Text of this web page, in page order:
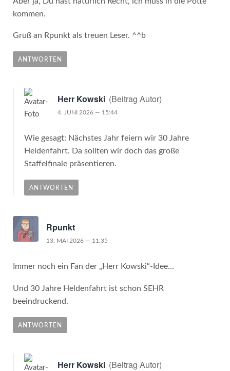
kommen.
Gruß an Rpunkt als treuen Leser. ^^b
ANTWORTEN
Herr Kowski (Beitrag Autor)
4. JUNI 2026 — 15:44
Wie gesagt: Nächstes Jahr feiern wir 30 Jahre
Heldenfahrt. Da sollten wir doch das große
Staffelfinale präsentieren.
ANTWORTEN
Rpunkt
13. MAI 2026 — 11:35
Immer noch ein Fan der „Herr Kowski“-Idee…
Und 30 Jahre Heldenfahrt ist schon SEHR
beeindruckend.
ANTWORTEN
Herr Kowski (Beitrag Autor)